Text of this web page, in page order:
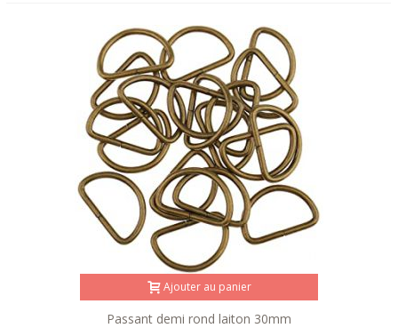
Ajouter au panier
Passant demi rond laiton 30mm